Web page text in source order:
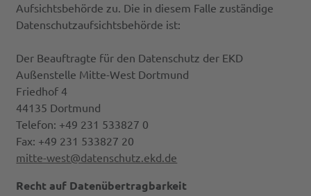
Aufsichtsbehörde zu. Die in diesem Falle zuständige
Datenschutzaufsichtsbehörde ist:
Der Beauftragte für den Datenschutz der EKD
Außenstelle Mitte-West Dortmund
Friedhof 4
44135 Dortmund
Telefon: +49 231 533827 0
Fax: +49 231 533827 20
mitte-west@datenschutz.ekd.de
Recht auf Datenübertragbarkeit